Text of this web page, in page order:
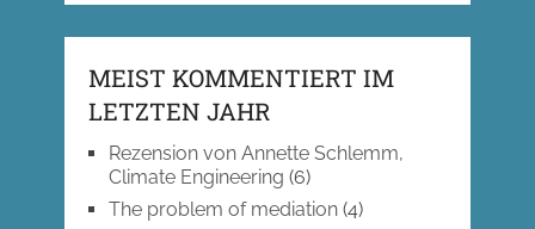
MEIST KOMMENTIERT IM
LETZTEN JAHR
Rezension von Annette Schlemm,
Climate Engineering (6)
The problem of mediation(4)